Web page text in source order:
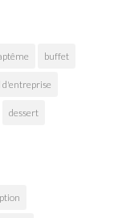
buffet
d'entreprise
dessert